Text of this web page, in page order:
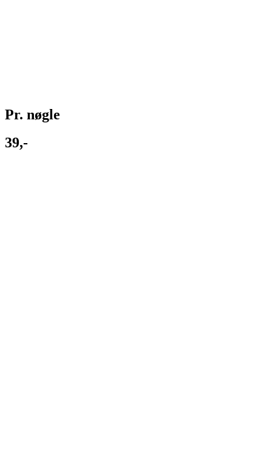
Pr. nøgle
39,-